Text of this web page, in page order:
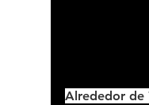
Alrededor de